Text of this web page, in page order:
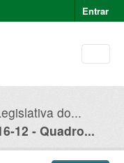
Entrar
do...
12 - Quadro...